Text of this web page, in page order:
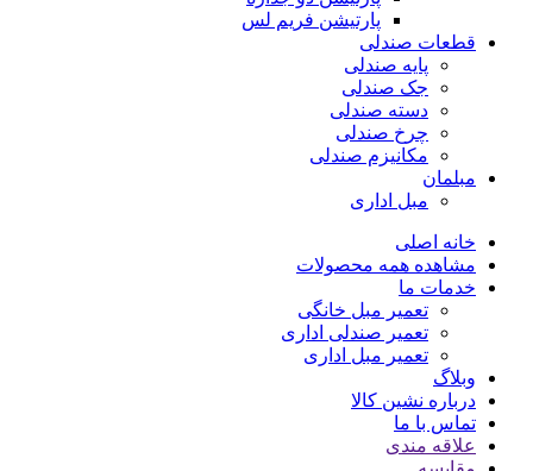
پارتیشن فریم لس
قطعات صندلی
پایه صندلی
جک صندلی
دسته صندلی
چرخ صندلی
مکانیزم صندلی
مبلمان
مبل اداری
خانه اصلی
مشاهده همه محصولات
خدمات ما
تعمیر مبل خانگی
تعمیر صندلی اداری
تعمیر مبل اداری
وبلاگ
درباره نشین کالا
تماس با ما
علاقه مندی